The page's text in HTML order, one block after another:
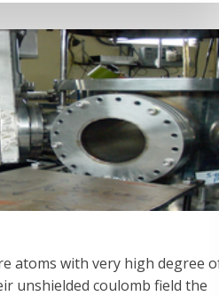
atoms with very high degree
unshielded coulomb field the